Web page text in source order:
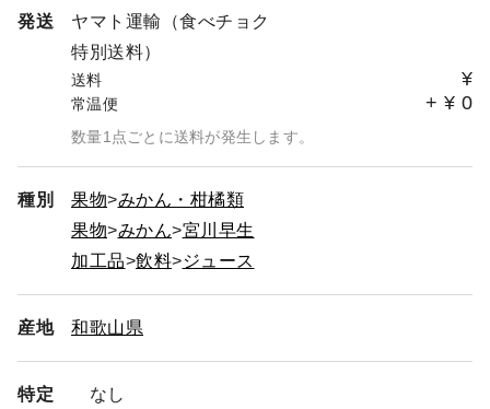
発送
ヤマト運輸（食べチョク
特別送料）
送料 ¥
常温便 + ¥ 0
数量1点ごとに送料が発生します。
種別 果物
みかん・柑橘類
果物
みかん
宮川早生
加工品
飲料 ジュース
産地 和歌山県
特定
なし